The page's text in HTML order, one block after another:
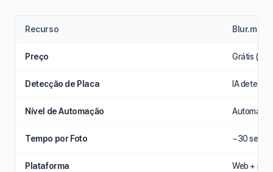
Recurso Blur.me
Preço Grátis
Detecção de Placa IA detecta
Nível de Automação
Tempo por Foto ~30
Plataforma Web + iOS